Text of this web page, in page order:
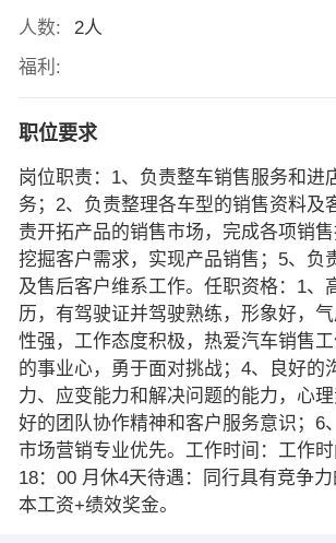
人数:
2人
福利:
职位要求
岗位职责：1、负责整车销售服务和进
务；2、负责整理各车型的销售资料及
责开拓产品的销售市场，完成各项销
挖掘客户需求，实现产品销售；5、负
及售后客户维系工作。任职资格：1、
历，有驾驶证并驾驶熟练，形象好，
性强，工作态度积极，热爱汽车销售
的事业心，勇于面对挑战；4、良好的
力、应变能力和解决问题的能力，心
好的团队协作精神和客户服务意识；6
市场营销专业优先。工作时间：工作
18：00 月休4天待遇：同行具有竞争
本工资+绩效奖金。